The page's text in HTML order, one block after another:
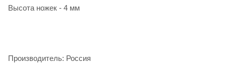
Высота ножек - 4 мм
Производитель: Россия